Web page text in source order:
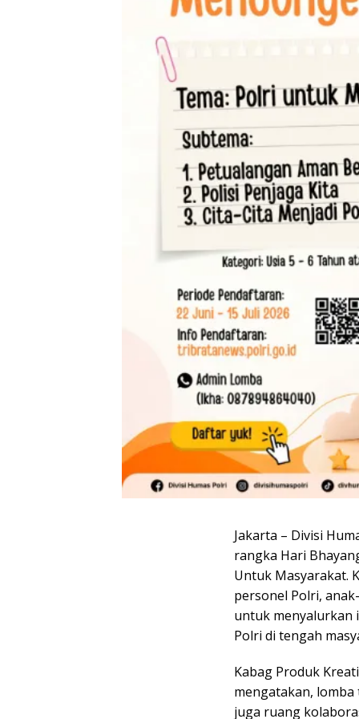
Jakarta – Divisi
rangka Hari
Untuk Masyarakat.
personel Polri,
untuk menyalurkan
Polri di tengah
Kabag Produk
mengatakan,
juga ruang